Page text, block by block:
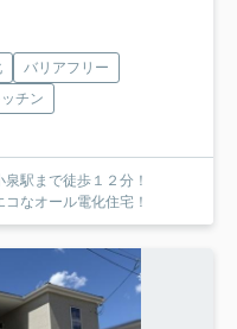
バリアフリー
チン
駅まで徒歩１２分！
なオール電化住宅！